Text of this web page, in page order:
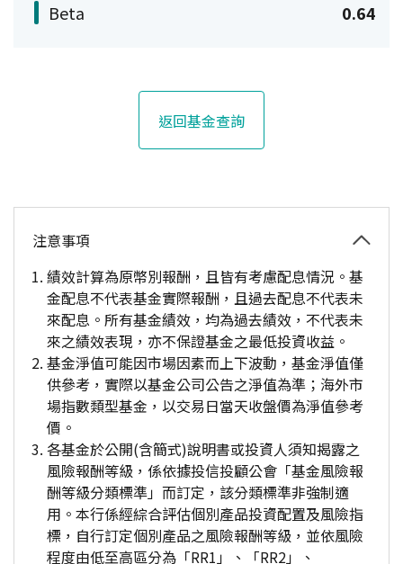
Beta 0.64
返回基金查詢
注意事項
績效計算為原幣別報酬，且皆有考慮配息情況。基
金配息不代表基金實際報酬，且過去配息不代表未
來配息。所有基金績效，均為過去績效，不代表未
來之績效表現，亦不保證基金之最低投資收益。
基金淨值可能因市場因素而上下波動，基金淨值僅
供參考，實際以基金公司公告之淨值為準；海外市
場指數類型基金，以交易日當天收盤價為淨值參考
價。
各基金於公開(含簡式)說明書或投資人須知揭露之
風險報酬等級，係依據投信投顧公會「基金風險報
酬等級分類標準」而訂定，該分類標準非強制適
用。本行係經綜合評估個別產品投資配置及風險指
標，自行訂定個別產品之風險報酬等級，並依風險
程度由低至高區分為「RR1」、「RR2」、